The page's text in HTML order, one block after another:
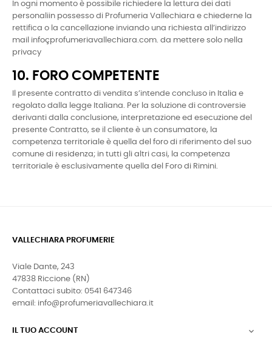
In ogni momento è possibile richiedere la lettura dei dati
personaliin possesso di Profumeria Vallechiara e chiederne la
rettifica o la cancellazione inviando una richiesta all’indirizzo
mail infoçprofumeriavallechiara.com. da mettere solo nella
privacy
10. FORO COMPETENTE
Il presente contratto di vendita s’intende concluso in Italia e
regolato dalla legge Italiana. Per la soluzione di controversie
derivanti dalla conclusione, interpretazione ed esecuzione del
presente Contratto, se il cliente è un consumatore, la
competenza territoriale è quella del foro di riferimento del suo
comune di residenza; in tutti gli altri casi, la competenza
territoriale è esclusivamente quella del Foro di Rimini.
VALLECHIARA PROFUMERIE
Viale Dante, 243
47838 Riccione (RN)
Contattaci subito: 0541 647346
email: info@profumeriavallechiara.it
IL TUO ACCOUNT 